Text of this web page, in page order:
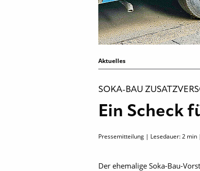
Aktuelles
SOKA-BAU
Ein Scheck
Pressemitteilung | Lesedauer:2 min
Der ehemalige Soka-Bau-